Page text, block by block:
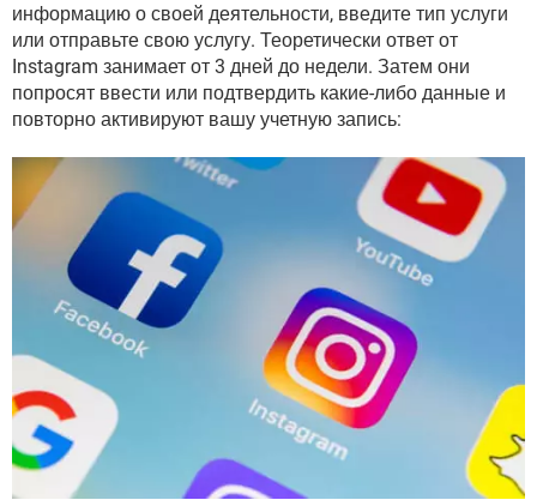
информацию о своей деятельности, введите тип услуги
или отправьте свою услугу. Теоретически ответ от
Instagram занимает от 3 дней до недели. Затем они
попросят ввести или подтвердить какие-либо данные и
повторно активируют вашу учетную запись: